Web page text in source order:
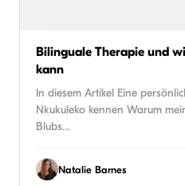
Bilinguale Therapie und
kann
In diesem Artikel Eine
Nkukuleko kennen Warum
Blubs…
Natalie Barnes